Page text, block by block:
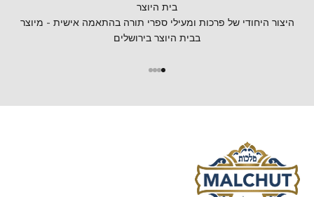
בית היוצר
היצור היחודי של פרכות ומעילי ספרי תורה בהתאמה אישית - מיוצר
בבית היוצר בירושלים